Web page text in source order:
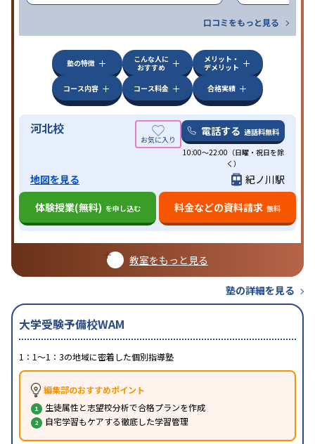
口コミをもっと見る
塾の特徴
こんな人に
おすすめ
メリット・
デメリット
コース内容
コース料金 合格実績
河北校 電話する 通話料無料
10:00～22:00（日曜・祝日を除
く）
地図を見る
紀ノ川駅
体験授業(無料) を申し込む 料金などの資料請求 無料
教室をもっと見る
塾の詳細を見る
大学受験予備校WAM
1：1～1：3の地域に密着した個別指導塾
編集部のおすすめポイント
生徒属性と志望校分析で合格プランを作成
自宅学習もケアする徹底した学習管理